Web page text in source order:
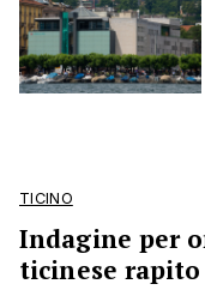
TICINO
Indagine per
ticinese